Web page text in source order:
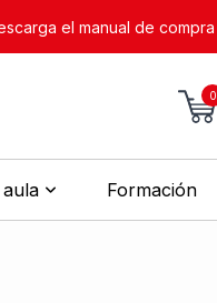
el manual de compra
0
Formación